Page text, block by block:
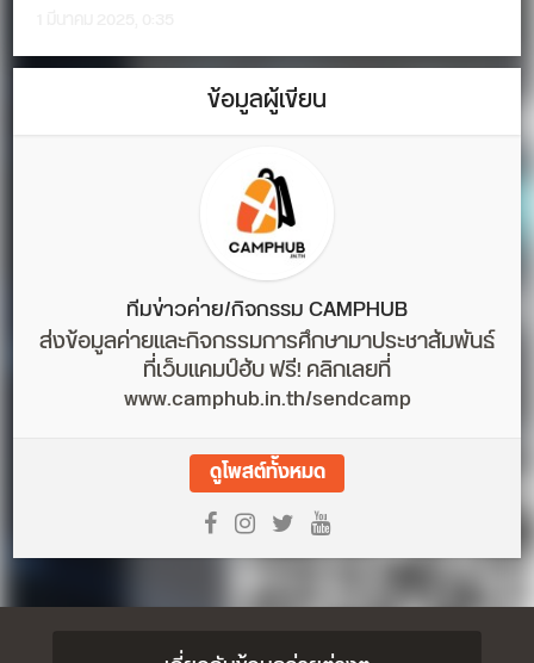
ข้อมูลผู้เขียน
ทีมข่าวค่าย/กิจกรรม CAMPHUB
ส่งข้อมูลค่ายและกิจกรรมการศึกษามาประชาสัมพันธ์
ที่เว็บแคมป์ฮับ ฟรี! คลิกเลยที่
www.camphub.in.th/sendcamp
ดูโพสต์ทั้งหมด